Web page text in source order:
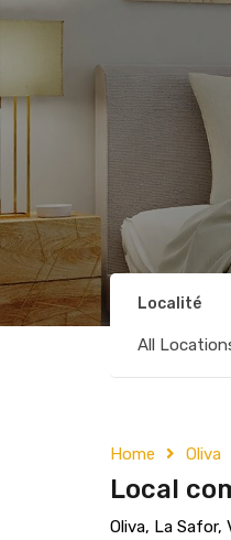
Localité
All
Home Oliva
Local
Oliva, La Safor,